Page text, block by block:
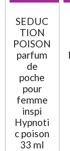
SEDUC
TION
POISON
parfum
de
poche
pour
femme
inspi
Hypnoti
c poison
33 ml